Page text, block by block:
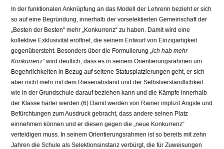
In der funktionalen Anknüpfung an das Modell der Lehrerin bezieht er sich
so auf eine Begründung, innerhalb der vorselektierten Gemeinschaft der
„Besten der Besten“ mehr „Konkurrenz“ zu haben. Damit wird eine
kollektive Exklusivität eröffnet, die seinem Entwurf von Einzigartigkeit
gegenübersteht. Besonders über die Formulierung„ich hab mehr
Konkurrenz“wird deutlich, dass es in seinem Orientierungsrahmen um
Begehrlichkeiten in Bezug auf seltene Statusplatzierungen geht, er sich
aber nicht mehr mit dem Riesenabstand und der Selbstverständlichkeit
wie in der Grundschule darauf beziehen kann und die Kämpfe innerhalb
der Klasse härter werden.(6) Damit werden von Rainer implizit Ängste und
Befürchtungen zum Ausdruck gebracht, dass andere seinen Platz
einnehmen können und er diesen gegen die „neue Konkurrenz“
verteidigen muss. In seinem Orientierungsrahmen ist so bereits mit zehn
Jahren die Schule als Selektionsinstanz verbürgt, die für Zuweisungen